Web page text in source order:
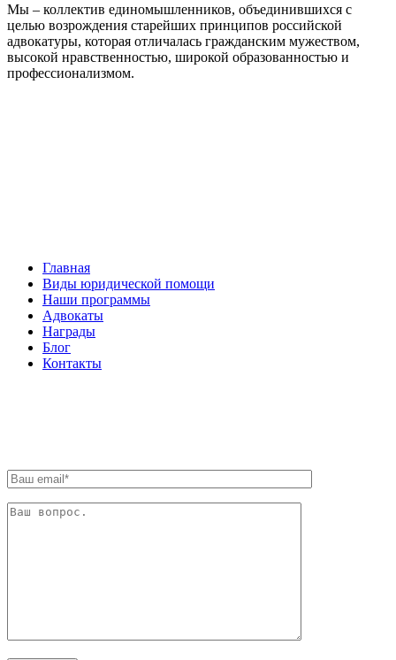
Мы – коллектив единомышленников, объединившихся с
целью возрождения старейших принципов российской
адвокатуры, которая отличалась гражданским мужеством,
высокой нравственностью, широкой образованностью и
профессионализмом.
Главная
Виды юридической помощи
Наши программы
Адвокаты
Награды
Блог
Контакты